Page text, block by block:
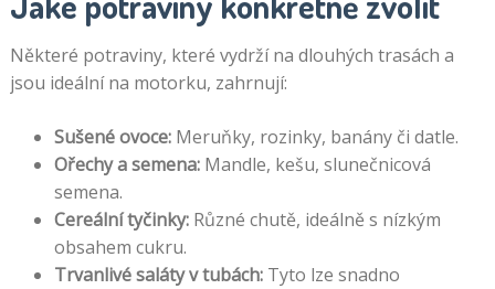
Některé potraviny, které vydrží na dlouhých trasách a
jsou ideální na motorku, zahrnují:
Sušené ovoce:Meruňky, rozinky, banány či datle.
Ořechy a semena:Mandle, kešu, slunečnicová
semena.
Cereální tyčinky:Různé chutě, ideálně s nízkým
obsahem cukru.
Trvanlivé saláty v tubách:Tyto lze snadno